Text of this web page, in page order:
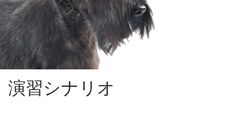
演習シナリオ